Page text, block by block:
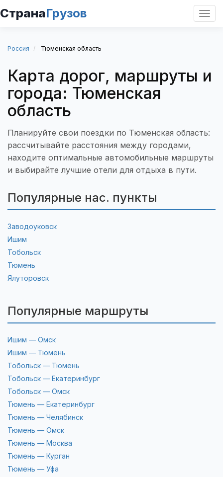
СтранаГрузов
Россия Тюменская область
Карта дорог, маршруты и
города: Тюменская
область
Планируйте свои поездки по Тюменская область:
рассчитывайте расстояния между городами,
находите оптимальные автомобильные маршруты
и выбирайте лучшие отели для отдыха в пути.
Популярные нас. пункты
Заводоуковск
Ишим
Тобольск
Тюмень
Ялуторовск
Популярные маршруты
Ишим — Омск
Ишим — Тюмень
Тобольск — Тюмень
Тобольск — Екатеринбург
Тобольск — Омск
Тюмень — Екатеринбург
Тюмень — Челябинск
Тюмень — Омск
Тюмень — Москва
Тюмень — Курган
Тюмень — Уфа